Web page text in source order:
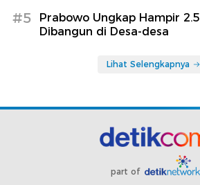
#5
Prabowo Ungkap Hampir
Dibangun di Desa-desa
Lihat Selengkapnya
part of